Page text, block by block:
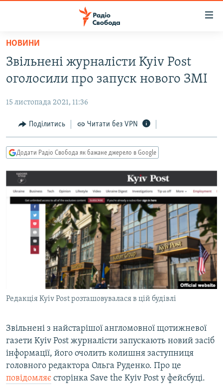
Перейти
основного
матеріалу
до
навігації
Перейти
до
ПОЛІТИКА
ЕКОНОМІКА
КУЛЬТУРА
СПОРТ
УКРАЇНА
ВІЙНА
РОСІЙСЬКА «ФІЛЬТРАЦІЯ»
КРИМ.РЕАЛІЇ
ТИ ЯК?
СХЕМИ
КИТАЙ.ВИКЛИКИ
МУЛЬТИМЕДІА
СПЕЦПРОЄКТИ
ПОДКАСТИ
РУС
УКР
КТАТ
НОВИНИ
Звільнені журналісти Kyiv Post
оголосили про запуск нового ЗМІ
15 листопада 2021, 11:36
Поділитись Читати без VPN
Додати Радіо Свобода як бажане джерело в Google
Редакція Kyiv Post розташовувалася в цій будівлі
Звільнені з найстарішої англомовної щотижневої
газети Kyiv Post журналісти запускають новий засіб
інформації, його очолить колишня заступниця
головного редактора Ольга Руденко. Про це
повідомляє сторінка Save the Kyiv Post у фейсбуці.